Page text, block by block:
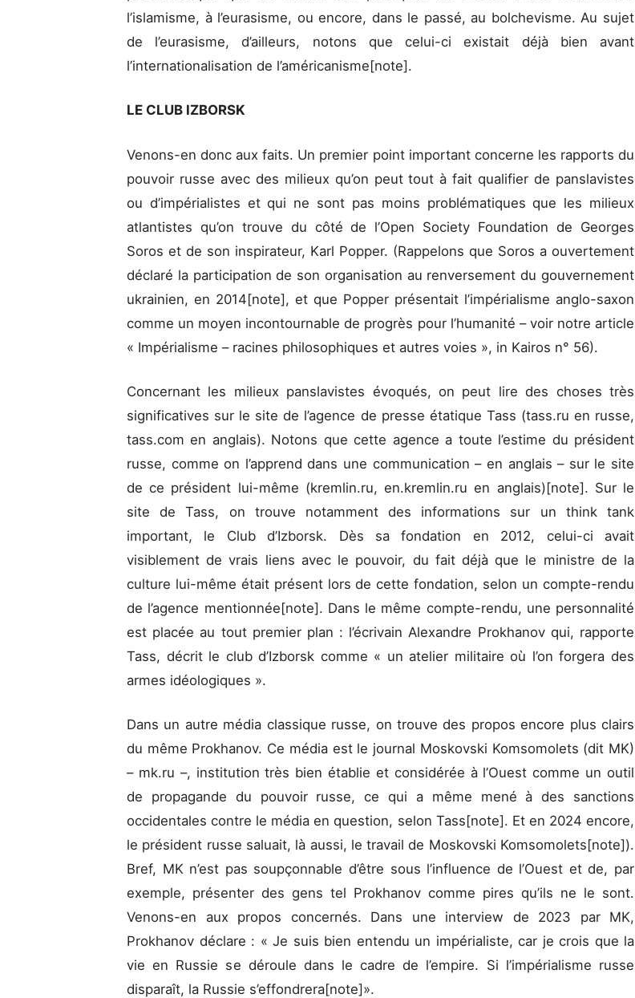
l’islamisme, à l’eurasisme, ou encore, dans le passé, au bolchevisme. Au sujet
de l’eurasisme, d’ailleurs, notons que celui-ci existait déjà bien avant
l’internationalisation de l’américanisme[note].
LE CLUB IZBORSK
Venons-en donc aux faits. Un premier point important concerne les rapports du
pouvoir russe avec des milieux qu’on peut tout à fait qualifier de panslavistes
ou d’impérialistes et qui ne sont pas moins problématiques que les milieux
atlantistes qu’on trouve du côté de l’Open Society Foundation de Georges
Soros et de son inspirateur, Karl Popper. (Rappelons que Soros a ouvertement
déclaré la participation de son organisation au renversement du gouvernement
ukrainien, en 2014[note], et que Popper présentait l’impérialisme anglo-saxon
comme un moyen incontournable de progrès pour l’humanité – voir notre article
« Impérialisme – racines philosophiques et autres voies », in Kairos n° 56).
Concernant les milieux panslavistes évoqués, on peut lire des choses très
significatives sur le site de l’agence de presse étatique Tass (tass.ru en russe,
tass.com en anglais). Notons que cette agence a toute l’estime du président
russe, comme on l’apprend dans une communication – en anglais – sur le site
de ce président lui-même (kremlin.ru, en.kremlin.ru en anglais)[note]. Sur le
site de Tass, on trouve notamment des informations sur un think tank
important, le Club d’Izborsk. Dès sa fondation en 2012, celui-ci avait
visiblement de vrais liens avec le pouvoir, du fait déjà que le ministre de la
culture lui-même était présent lors de cette fondation, selon un compte-rendu
de l’agence mentionnée[note]. Dans le même compte-rendu, une personnalité
est placée au tout premier plan : l’écrivain Alexandre Prokhanov qui, rapporte
Tass, décrit le club d’Izborsk comme « un atelier militaire où l’on forgera des
armes idéologiques ».
Dans un autre média classique russe, on trouve des propos encore plus clairs
du même Prokhanov. Ce média est le journal Moskovski Komsomolets (dit MK)
– mk.ru –, institution très bien établie et considérée à l’Ouest comme un outil
de propagande du pouvoir russe, ce qui a même mené à des sanctions
occidentales contre le média en question, selon Tass[note]. Et en 2024 encore,
le président russe saluait, là aussi, le travail de Moskovski Komsomolets[note]).
Bref, MK n’est pas soupçonnable d’être sous l’influence de l’Ouest et de, par
exemple, présenter des gens tel Prokhanov comme pires qu’ils ne le sont.
Venons-en aux propos concernés. Dans une interview de 2023 par MK,
Prokhanov déclare : « Je suis bien entendu un impérialiste, car je crois que la
vie en Russie se déroule dans le cadre de l’empire. Si l’impérialisme russe
disparaît, la Russie s’effondrera[note]».